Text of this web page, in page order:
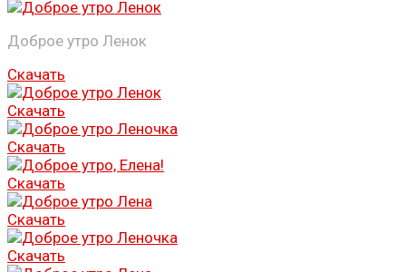
Доброе утро Ленок
Скачать
Скачать
Скачать
Скачать
Скачать
Скачать